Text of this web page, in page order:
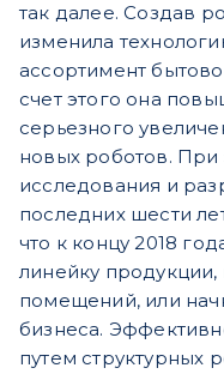
так далее. Создав
изменила
ассортимент
счет этого она
серьезного
новых роботов. При
исследования и
последних шести
что к концу 2018
линейку
помещений, или
бизнеса.
путем структурных